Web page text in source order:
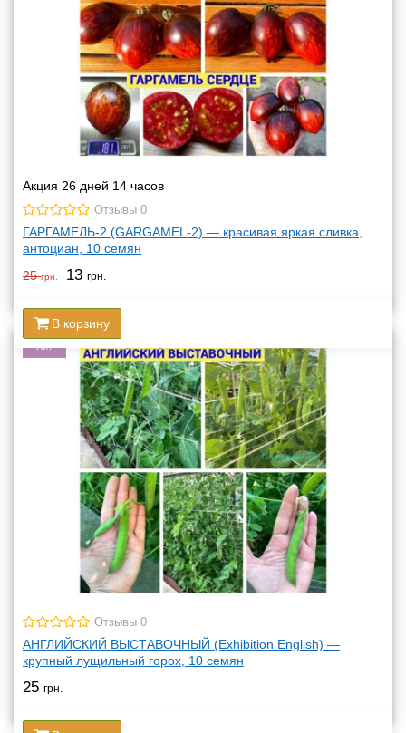
Акция 26 дней 14 часов
Отзывы 0
ГАРГАМЕЛЬ-2 (GARGAMEL-2) — красивая яркая сливка,
антоциан, 10 семян
25грн. 13 грн.
В корзину
Хит
Отзывы 0
АНГЛИЙСКИЙ ВЫСТАВОЧНЫЙ (Exhibition English) —
крупный лущильный горох, 10 семян
25 грн.